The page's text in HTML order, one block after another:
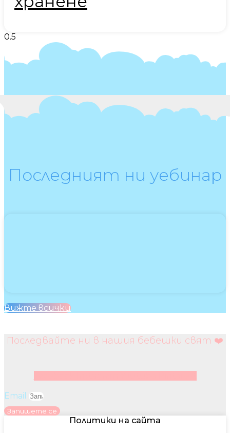
Последният ни уебинар
Вижте всички
Последвайте ни в нашия бебешки свят ❤️
Email
Запишете се
Политики на сайта